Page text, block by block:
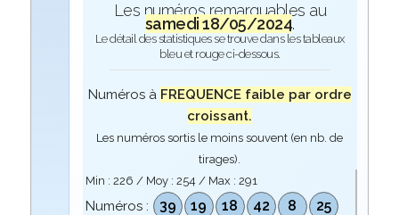
Les numéros remarquables au
samedi 18/05/2024.
Le détail des statistiques se trouve dans les tableaux
bleu et rouge ci-dessous.
Numéros à FREQUENCE faible par ordre
croissant.
Les numéros sortis le moins souvent (en nb. de
tirages).
Min : 226 / Moy : 254 / Max : 291
Numéros : 39 19 18 42 8
25